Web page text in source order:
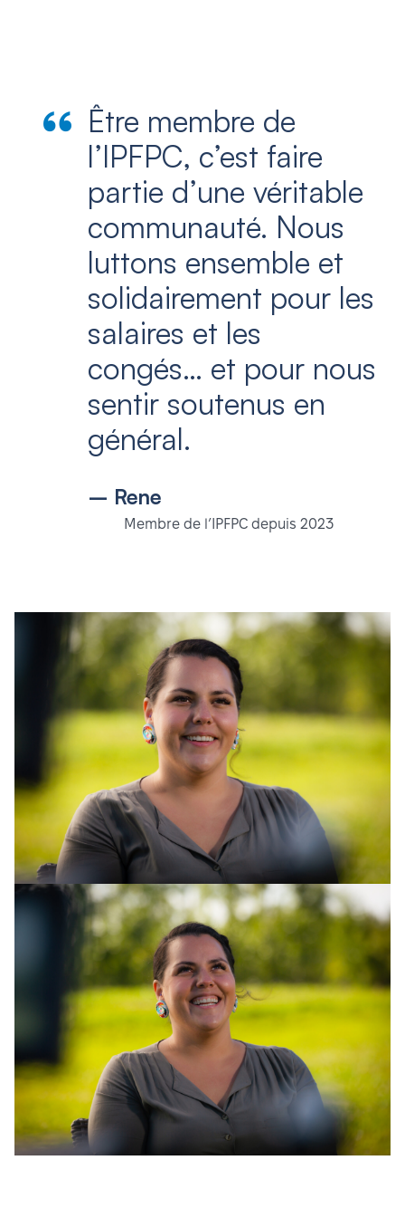
Être membre de
l’IPFPC, c’est faire
partie d’une véritable
communauté. Nous
luttons ensemble et
solidairement pour les
salaires et les
congés… et pour nous
sentir soutenus en
général.
– Rene
Membre de l’IPFPC depuis 2023